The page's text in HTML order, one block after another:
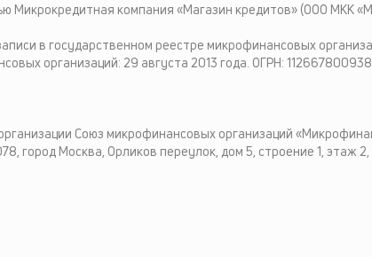
Микрокредитная компания «Магазин кредитов» (ООО МКК
в государственном реестре микрофинансовых
организаций: 29 августа 2013 года. ОГРН:
Союз микрофинансовых организаций
город Москва, Орликов переулок, дом 5, строение 1, этаж